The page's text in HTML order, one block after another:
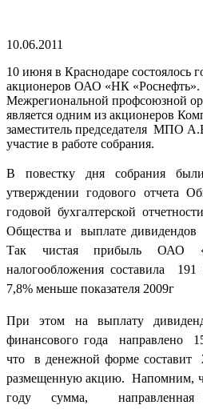
10.06.2011
10 июня в Краснодаре состоялось
акционеров ОАО «НК «Роснефть».
Межрегиональной профсоюзной
является одним из акционеров
заместитель председателя МПО
участие в работе собрания.
В повестку дня собрания
утверждении годового отчета
годовой бухгалтерской
Общества и выплате дивидендов
Так чистая прибыль ОАО
налогообложения составила
7,8% меньше показателя 2009г
При этом на выплату
финансового года направлено
что в денежной форме составит
размещенную акцию. Напомним,
году сумма, направленная